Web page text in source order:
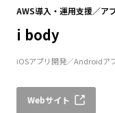
AWS導入・運用支援 ア
i body
iOSアプリ開発 Androidア
Webサイト